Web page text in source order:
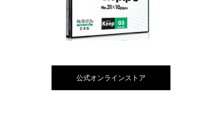
公式オンラインストア